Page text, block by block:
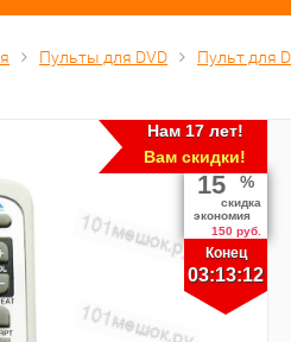
Пульты для DVD
Пульт для
Нам 17 лет!
Вам скидки!
Конец
03:13:12
15 %
скидка
экономия
150 руб.